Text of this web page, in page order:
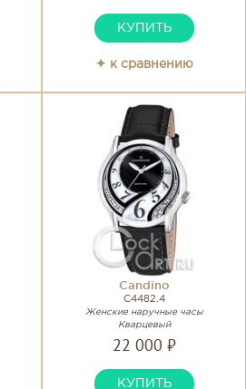
КУПИТЬ
✦ к сравнению
Candino
C4482.4
Женские наручные часы
Кварцевый
22 000 ₽
КУПИТЬ